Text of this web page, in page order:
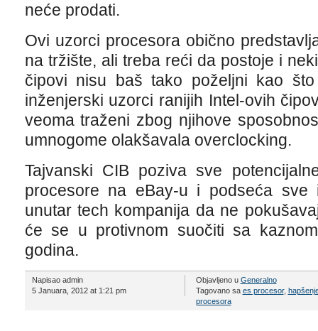
neće prodati.
Ovi uzorci procesora obično
na tržište, ali treba reći da postoje i
čipovi nisu baš tako poželjni kao
inženjerski uzorci ranijih Intel-ovih
veoma traženi zbog njihove
umnogome olakšavala overclocking.
Tajvanski CIB poziva sve
procesore na eBay-u i podseća
unutar tech kompanija da ne
će se u protivnom suočiti sa
godina.
Napisao admin
5 Januara, 2012 at 1:21 pm
Objavljeno u Generalno
Tagovano sa es procesor,
procesora